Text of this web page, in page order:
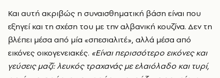
Και αυτή ακριβώς η συναισθηματική βάση είναι που
εξηγεί και τη σχέση του με την αλβανική κουζίνα. Δεν τη
βλέπει μέσα από μία «σπεσιαλιτέ», αλλά μέσα από
εικόνες οικογενειακές. «Είναι περισσότερο εικόνες και
γεύσεις μαζί: λευκός τραχανάς με ελαιόλαδο και τυρί,